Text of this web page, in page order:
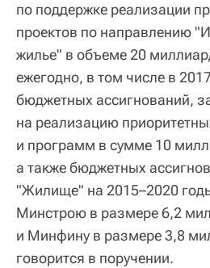
по поддержке реализации
проектов по направлению
жилье" в объеме 20
ежегодно, в том числе в
бюджетных ассигнований,
на реализацию
и программ в сумме 10
а также бюджетных
"Жилище" на 2015–2020
Минстрою в размере 6,2
и Минфину в размере 3,8
говорится в поручении.